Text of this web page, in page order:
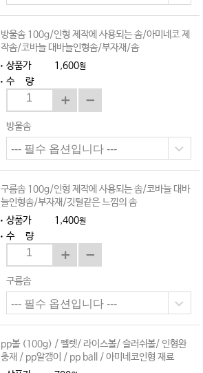
방울솜 100g/인형 제작에 사용되는 솜/아미네코 제
작솜/코바늘 대바늘인형솜/부자재/솜
상품가
1,600원
수 량
방울솜
구름솜 100g/인형 제작에 사용되는 솜/코바늘 대바
늘인형솜/부자재/깃털같은 느낌의 솜
상품가
1,400원
수 량
구름솜
pp볼 (100g) / 펠렛/ 라이스볼/ 슬러쉬볼/ 인형완
충재 / pp알갱이 / pp ball / 아미네코인형 재료